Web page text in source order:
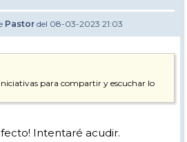
Pastor del 08-03-2023 21:03
para compartir y escuchar lo
Intentaré acudir.